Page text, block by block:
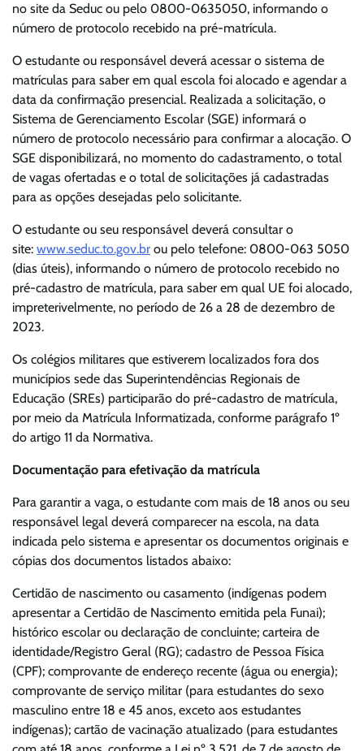
no site da Seduc ou pelo 0800-0635050, informando o
número de protocolo recebido na pré-matrícula.
O estudante ou responsável deverá acessar o sistema de
matrículas para saber em qual escola foi alocado e agendar a
data da confirmação presencial. Realizada a solicitação, o
Sistema de Gerenciamento Escolar (SGE) informará o
número de protocolo necessário para confirmar a alocação. O
SGE disponibilizará, no momento do cadastramento, o total
de vagas ofertadas e o total de solicitações já cadastradas
para as opções desejadas pelo solicitante.
O estudante ou seu responsável deverá consultar o
site: www.seduc.to.gov.br ou pelo telefone: 0800-063 5050
(dias úteis), informando o número de protocolo recebido no
pré-cadastro de matrícula, para saber em qual UE foi alocado,
impreterivelmente, no período de 26 a 28 de dezembro de
2023.
Os colégios militares que estiverem localizados fora dos
municípios sede das Superintendências Regionais de
Educação (SREs) participarão do pré-cadastro de matrícula,
por meio da Matrícula Informatizada, conforme parágrafo 1º
do artigo 11 da Normativa.
Documentação para efetivação da matrícula
Para garantir a vaga, o estudante com mais de 18 anos ou seu
responsável legal deverá comparecer na escola, na data
indicada pelo sistema e apresentar os documentos originais e
cópias dos documentos listados abaixo:
Certidão de nascimento ou casamento (indígenas podem
apresentar a Certidão de Nascimento emitida pela Funai);
histórico escolar ou declaração de concluinte; carteira de
identidade/Registro Geral (RG); cadastro de Pessoa Física
(CPF); comprovante de endereço recente (água ou energia);
comprovante de serviço militar (para estudantes do sexo
masculino entre 18 e 45 anos, exceto aos estudantes
indígenas); cartão de vacinação atualizado (para estudantes